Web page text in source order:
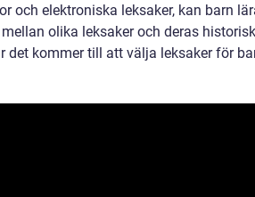
och elektroniska leksaker, kan barn
olika leksaker och deras
det kommer till att välja leksaker för